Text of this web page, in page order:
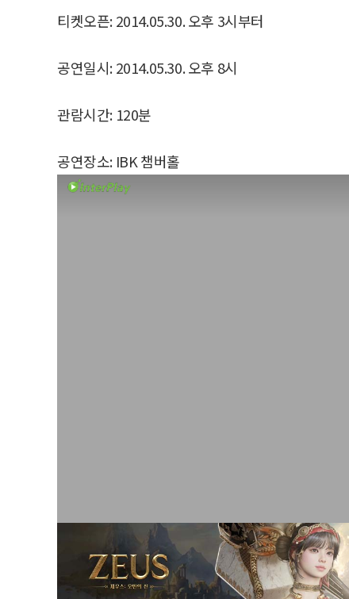
티켓오픈: 2014.05.30. 오후 3시부터
공연일시: 2014.05.30. 오후 8시
관람시간: 120분
공연장소: IBK 챔버홀